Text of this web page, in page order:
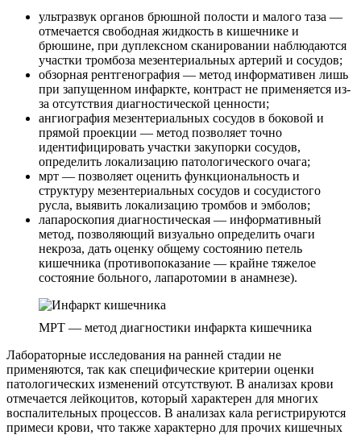
ультразвук органов брюшной полости и малого таза —
отмечается свободная жидкость в кишечнике и
брюшине, при дуплексном сканировании наблюдаются
участки тромбоза мезентериальных артерий и сосудов;
обзорная рентгенография — метод информативен лишь
при запущенном инфаркте, контраст не применяется из-
за отсутствия диагностической ценности;
ангиография мезентериальных сосудов в боковой и
прямой проекции — метод позволяет точно
идентифицировать участки закупорки сосудов,
определить локализацию патологического очага;
мрт — позволяет оценить функциональность и
структуру мезентериальных сосудов и сосудистого
русла, выявить локализацию тромбов и эмболов;
лапароскопия диагностическая — информативный
метод, позволяющий визуально определить очаги
некроза, дать оценку общему состоянию петель
кишечника (противопоказание — крайне тяжелое
состояние больного, лапаротомии в анамнезе).
МРТ — метод диагностики инфаркта кишечника
Лабораторные исследования на ранней стадии не
применяются, так как специфические критерии оценки
патологических изменений отсутствуют. В анализах крови
отмечается лейкоцитов, который характерен для многих
воспалительных процессов. В анализах кала регистрируются
примеси крови, что также характерно для прочих кишечных